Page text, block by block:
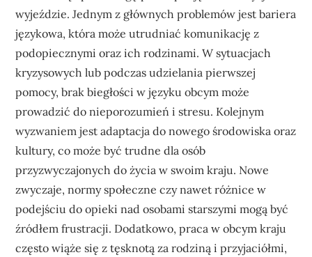
wyjeździe. Jednym z głównych problemów jest bariera
językowa, która może utrudniać komunikację z
podopiecznymi oraz ich rodzinami. W sytuacjach
kryzysowych lub podczas udzielania pierwszej
pomocy, brak biegłości w języku obcym może
prowadzić do nieporozumień i stresu. Kolejnym
wyzwaniem jest adaptacja do nowego środowiska oraz
kultury, co może być trudne dla osób
przyzwyczajonych do życia w swoim kraju. Nowe
zwyczaje, normy społeczne czy nawet różnice w
podejściu do opieki nad osobami starszymi mogą być
źródłem frustracji. Dodatkowo, praca w obcym kraju
często wiąże się z tęsknotą za rodziną i przyjaciółmi,